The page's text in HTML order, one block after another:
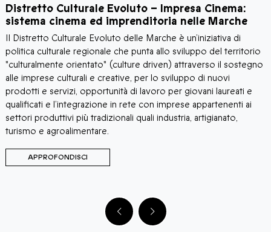
Distretto Culturale Evoluto – Impresa Cinema:
sistema cinema ed imprenditoria nelle Marche
Il Distretto Culturale Evoluto delle Marche è un’iniziativa di
politica culturale regionale che punta allo sviluppo del territorio
"culturalmente orientato" (culture driven) attraverso il sostegno
alle imprese culturali e creative, per lo sviluppo di nuovi
prodotti e servizi, opportunità di lavoro per giovani laureati e
qualificati e l’integrazione in rete con imprese appartenenti ai
settori produttivi più tradizionali quali industria, artigianato,
turismo e agroalimentare.
APPROFONDISCI